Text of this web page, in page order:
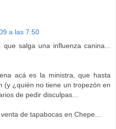
a las 7:50
salga una influenza canina...
acá es la ministra, que hasta
(y ¿quién no tiene un tropezón en
de pedir disculpas...
de tapabocas en Chepe...